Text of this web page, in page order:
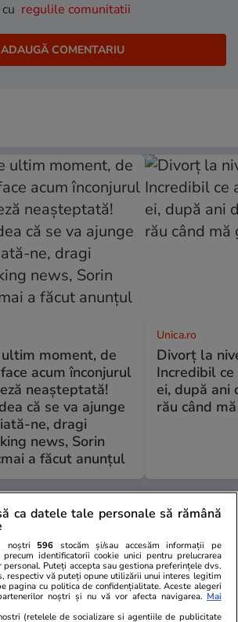
regulile comunitatii
moment, de
acum înconjurul
neașteptată!
că se va ajunge
ne, dragi
news, Sorin
a făcut anunțul
Unica.ro
Divorț la
Incredibil
ei, după ani
rău când
ca datele tale personale să rămână
noștri 596 stocăm și/sau accesăm informații pe
identificatorii cookie unici pentru prelucrarea
personal. Puteți accepta sau gestiona preferințele dvs.
respectiv vă puteți opune utilizării unui interes legitim
pagina cu politica de confidențialitate. Aceste alegeri
noștri și nu vă vor afecta navigarea. Mai
(retelele de socializare si agentiile de publicitate